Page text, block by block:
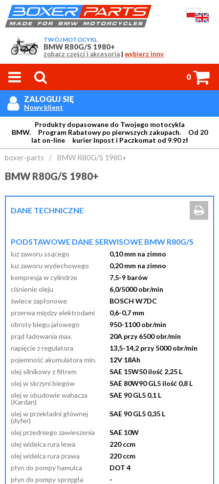
TWÓJ MOTOCYKL
BMW R80G/S 1980+
zobacz części i akcesoria |wybierz inny
  
0
 ZALOGUJ SIĘ
Nowy klient
Login:
Produkty dopasowane do Twojego motocykla
BMW. Program Rabatowy po pierwszych zakupach. Od 20
lat on-line kurier Inpost i Paczkomat od 9.90 zł
boxer-parts / BMW R80G/S 1980+
BMW R80G/S 1980+

DANE TECHNICZNE
PODSTAWOWE DANE SERWISOWE BMW R80G/S
luz zaworu ssącego
0,10 mm na zimno
luz zaworu wydechowego
0,20 mm na zimno
kompresja w cylindrze
7,5-9 barów
ciśnienie oleju
6,0/5000 obr/min
świece zapłonowe
BOSCH W7DC
przerwa między elektrodami
0,6-0,7 mm
obroty biegu jałowego
950-1100 obr/min
prąd ładowania max.
20A przy 6500 obr/min
napięcie z regulatora
13,5-14,2 przy 5000 obr/min
pojemność akumulatora min.
12V 18Ah
olej silnikowy z filtrem
SAE 15W50 ilość 2,25 L
olej w skrzyni biegów
SAE 80W90 GL5 ilość 0,8 L
olej w obudowie wahacza
(Kardan)
SAE 90 GL5 0,1 L
olej w przekładni głównej
(dyfer)
SAE 90 GL5 0,35 L
olej przedniego zawieszenia
SAE 10W
olej widelca rura lewa
220 ccm
olej widelca rura prawa
220 ccm
płyn do pompy hamulca
DOT 4
płyn do pompy sprzęgła
-